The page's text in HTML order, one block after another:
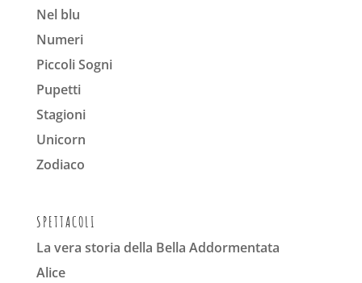
Nel blu
Numeri
Piccoli Sogni
Pupetti
Stagioni
Unicorn
Zodiaco
SPETTACOLI
La vera storia della Bella Addormentata
Alice